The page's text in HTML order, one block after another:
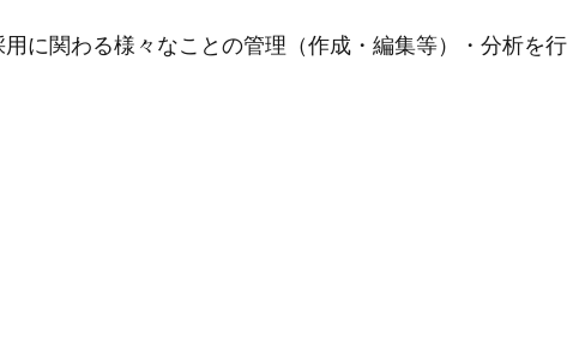
に関わる様々なことの管理（作成・編集等）・分析を行